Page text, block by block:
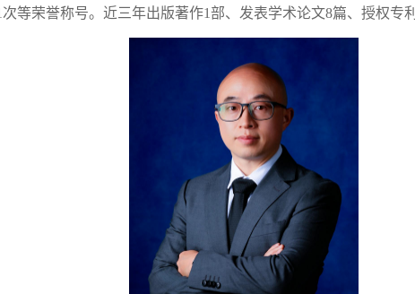
次等荣誉称号。近三年出版著作1部、发表学术论文8篇、授权专利